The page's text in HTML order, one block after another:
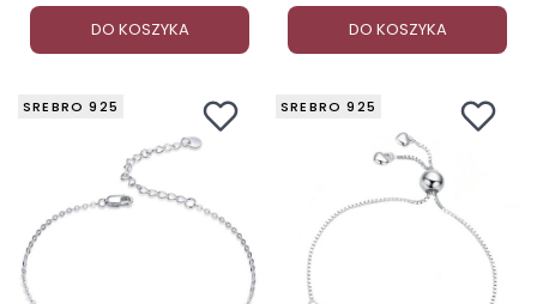
DO KOSZYKA DO KOSZYKA
SREBRO 925 SREBRO 925